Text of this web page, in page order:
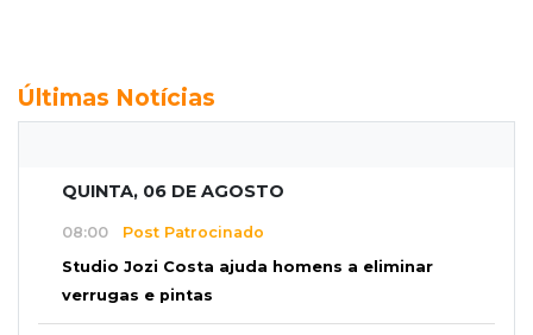
Últimas Notícias
QUINTA, 06 DE AGOSTO
08:00 Post Patrocinado
Studio Jozi Costa ajuda homens a eliminar
verrugas e pintas